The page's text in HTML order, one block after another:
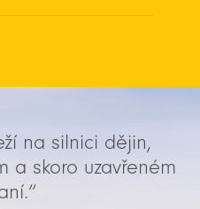
na silnici dějin,
a skoro uzavřeném